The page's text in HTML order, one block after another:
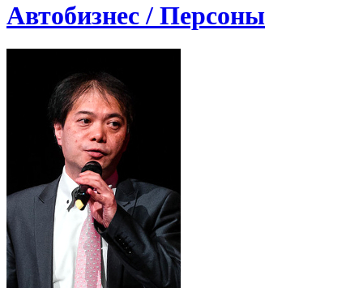
Автобизнес / Персоны